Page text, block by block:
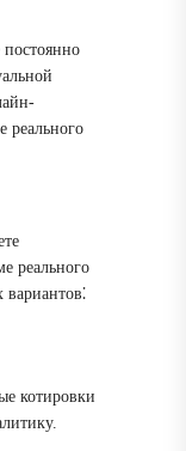
реального
реального
котировки